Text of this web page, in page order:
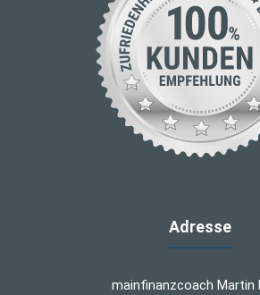
Adresse
mainfinanzcoach Martin